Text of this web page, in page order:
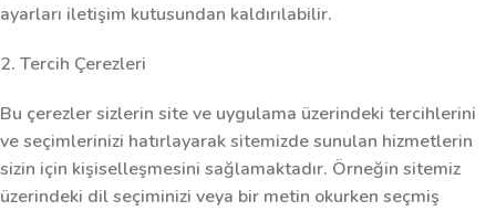
ayarları iletişim kutusundan kaldırılabilir.
2. Tercih Çerezleri
Bu çerezler sizlerin site ve uygulama üzerindeki tercihlerini
ve seçimlerinizi hatırlayarak sitemizde sunulan hizmetlerin
sizin için kişiselleşmesini sağlamaktadır. Örneğin sitemiz
üzerindeki dil seçiminizi veya bir metin okurken seçmiş